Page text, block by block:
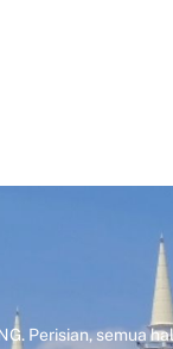
Perisian, semua